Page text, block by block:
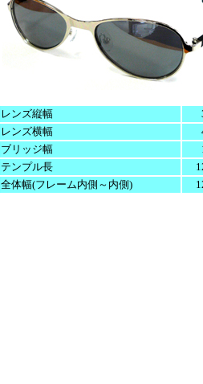
レンズ縦幅
レンズ横幅
ブリッジ幅
テンプル長
全体幅(フレーム内側～内側)